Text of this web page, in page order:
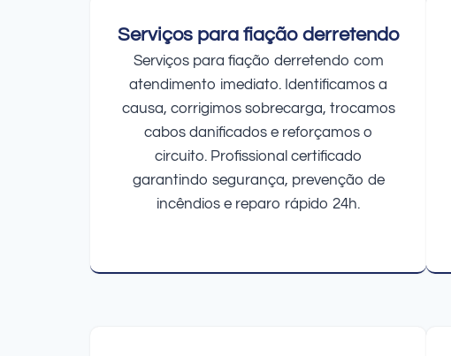
Serviços para fiação derretendo
Serviços para fiação derretendo com
atendimento imediato. Identificamos a
causa, corrigimos sobrecarga, trocamos
cabos danificados e reforçamos o
circuito. Profissional certificado
garantindo segurança, prevenção de
incêndios e reparo rápido 24h.